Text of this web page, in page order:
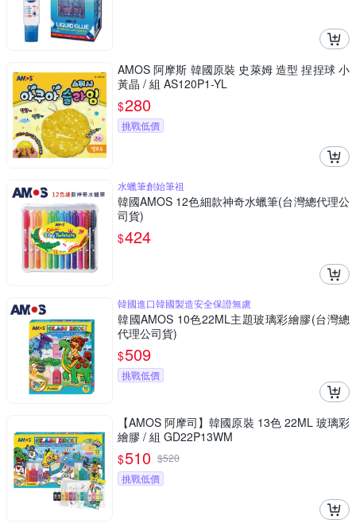
AMOS 阿摩斯 韓國原裝 史萊姆 造型 捏捏球 小
黃晶 / 組 AS120P1-YL
$280
挑戰低價
水蠟筆創始筆祖
韓國AMOS 12色細款神奇水蠟筆(台灣總代理公
司貨)
$424
韓國進口韓國製造安全保證無慮
韓國AMOS 10色22ML主題玻璃彩繪膠(台灣總
代理公司貨)
$509
挑戰低價
【AMOS 阿摩司】韓國原裝 13色 22ML 玻璃彩
繪膠 / 組 GD22P13WM
$510 $520
挑戰低價